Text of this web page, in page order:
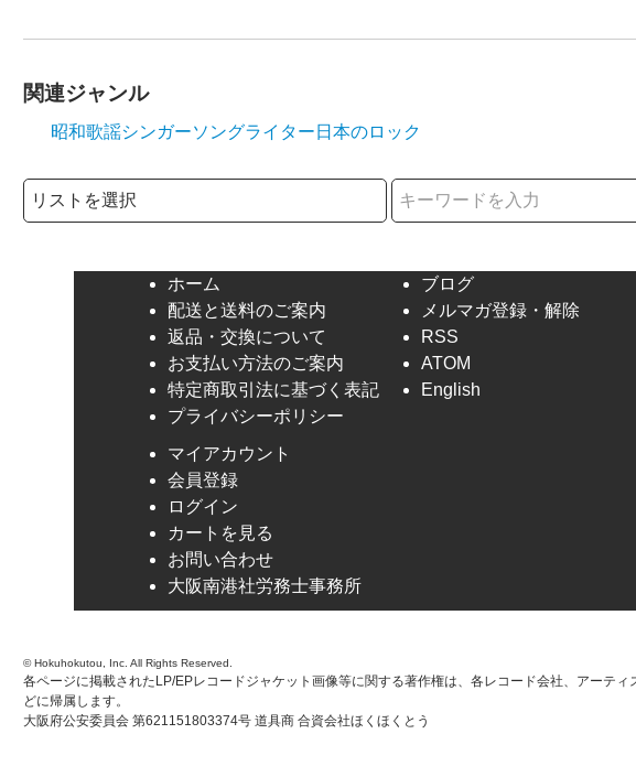
関連ジャンル
昭和歌謡シンガーソングライター 日本のロック
検索リストの選択
ホーム
配送と送料のご案内
返品・交換について
お支払い方法のご案内
特定商取引法に基づく表記
プライバシーポリシー
ブログ
メルマガ登録・解除
RSS
ATOM
English
マイアカウント
会員登録
ログイン
カートを見る
お問い合わせ
大阪南港社労務士事務所
© Hokuhokutou, Inc. All Rights Reserved.
各ページに掲載されたLP/EPレコードジャケット画像等に関する著作権は、各レコード会社、アーティ
どに帰属します。
大阪府公安委員会 第621151803374号 道具商 合資会社ほくほくとう